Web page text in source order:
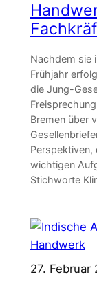
Nachdem sie
Frühjahr
die Jung-
Bremen über
Perspektiven,
wichtigen
Stichworte
27. Februar